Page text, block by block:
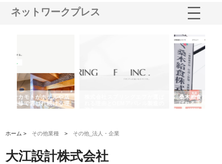
ネットワークプレス
株式会社スプリングエフが選ば
れる理由とOEMアパレル製造の
強み
桑木給食株式会社が福山市で選
ばれる手作り弁当配達の理由
ホーム > その他業種 > その他_法人・企業
大江設計株式会社